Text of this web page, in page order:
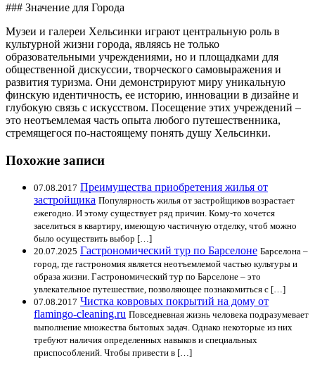
### Значение для Города
Музеи и галереи Хельсинки играют центральную роль в
культурной жизни города, являясь не только
образовательными учреждениями, но и площадками для
общественной дискуссии, творческого самовыражения и
развития туризма. Они демонстрируют миру уникальную
финскую идентичность, ее историю, инновации в дизайне и
глубокую связь с искусством. Посещение этих учреждений –
это неотъемлемая часть опыта любого путешественника,
стремящегося по-настоящему понять душу Хельсинки.
Похожие записи
07.08.2017 Преимущества приобретения жилья от
застройщика Популярность жилья от застройщиков возрастает
ежегодно. И этому существует ряд причин. Кому-то хочется
заселиться в квартиру, имеющую частичную отделку, чтоб можно
было осуществить выбор […]
20.07.2025 Гастрономический тур по Барселоне Барселона –
город, где гастрономия является неотъемлемой частью культуры и
образа жизни. Гастрономический тур по Барселоне – это
увлекательное путешествие, позволяющее познакомиться с […]
07.08.2017 Чистка ковровых покрытий на дому от
flamingo-cleaning.ru Повседневная жизнь человека подразумевает
выполнение множества бытовых задач. Однако некоторые из них
требуют наличия определенных навыков и специальных
приспособлений. Чтобы привести в […]